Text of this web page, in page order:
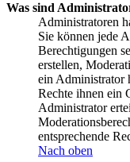
Was sind
Administratoren
Sie können jede
Berechtigungen
erstellen,
ein Administrator
Rechte ihnen ein
Administrator
entsprechende
Nach oben